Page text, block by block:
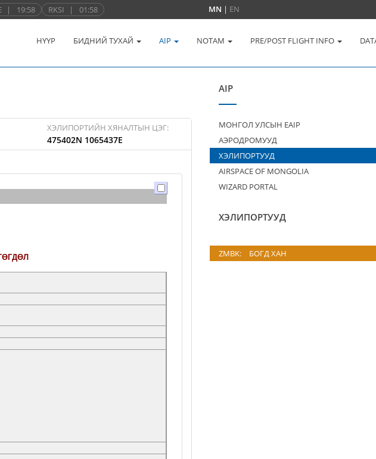
| 19:58 RKSI | 01:58 MN | EN
НҮҮР БИДНИЙ ТУХАЙ AIP NOTAM PRE/POST FLIGHT INFO
ХЭЛИПОРТИЙН ХЯНАЛТЫН ЦЭГ:
475402N 1065437E
AIP
МОНГОЛ УЛСЫН EAIP
АЭРОДРОМУУД
ХЭЛИПОРТУУД
AIRSPACE OF MONGOLIA
WIZARD PORTAL
ХЭЛИПОРТУУД
ZMBK: БОГД ХАН